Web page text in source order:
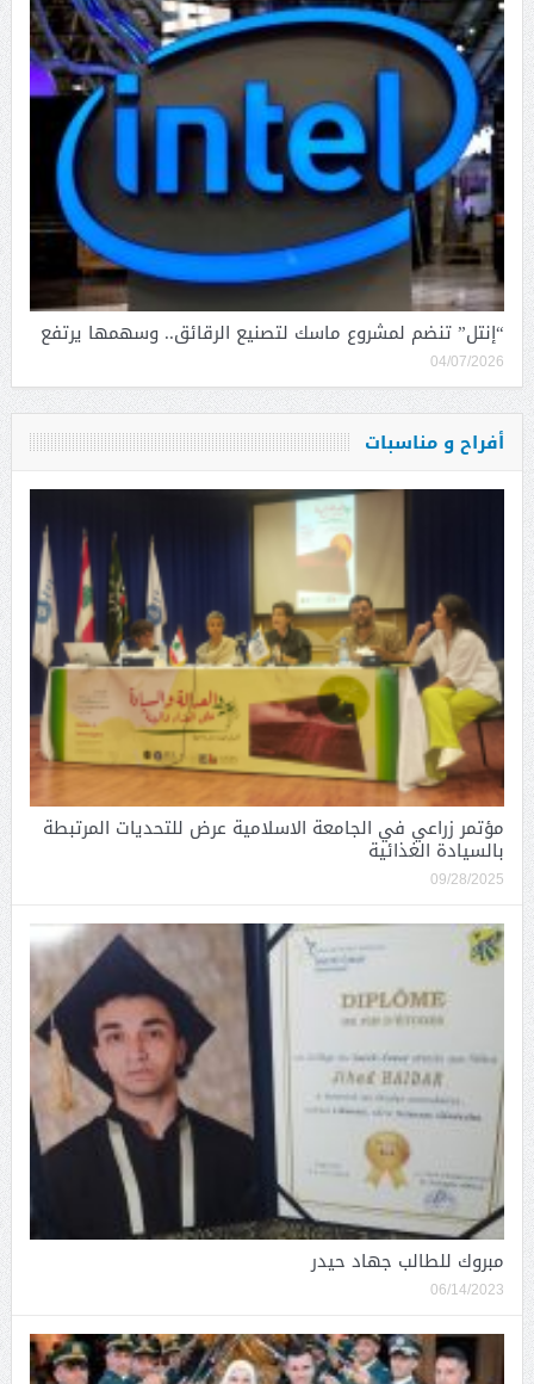
“إنتل” تنضم لمشروع ماسك لتصنيع الرقائق.. وسهمها يرتفع
04/07/2026
أفراح و مناسبات
مؤتمر زراعي في الجامعة الاسلامية عرض للتحديات المرتبطة
بالسيادة الغذائية
09/28/2025
مبروك للطالب جهاد حيدر
06/14/2023